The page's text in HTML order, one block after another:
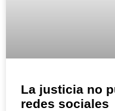
La justicia no
redes sociales